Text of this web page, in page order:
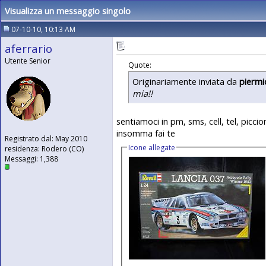
Visualizza un messaggio singolo
07-10-10, 10:13 AM
aferrario
Utente Senior
Registrato dal: May 2010
residenza: Rodero (CO)
Messaggi: 1,388
Quote:
Originariamente inviata da
mia!!
sentiamoci in pm, sms, cell, tel,
insomma fai te
Icone allegate